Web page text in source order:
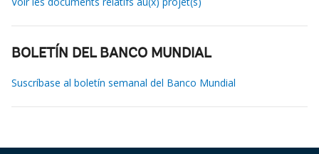
BOLETÍN DEL BANCO MUNDIAL
Suscríbase al boletín semanal del Banco Mundial